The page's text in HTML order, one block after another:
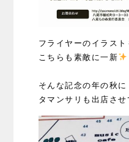
フライヤーのイラス
こちらも素敵に一新
そんな記念の年の秋に
タマンサリも出店さ